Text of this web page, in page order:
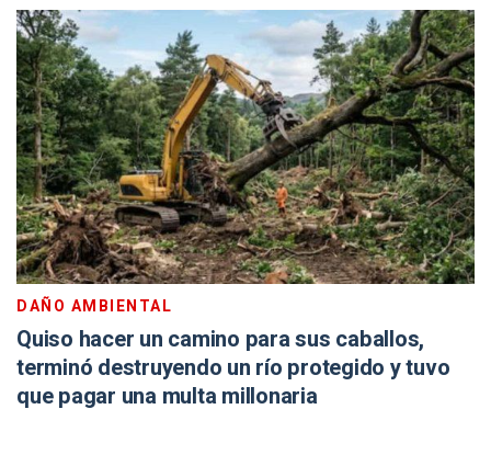
DAÑO AMBIENTAL
Quiso hacer un camino para sus caballos,
terminó destruyendo un río protegido y tuvo
que pagar una multa millonaria